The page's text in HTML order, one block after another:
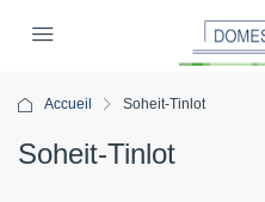
Accueil Soheit-Tinlot
Soheit-Tinlot